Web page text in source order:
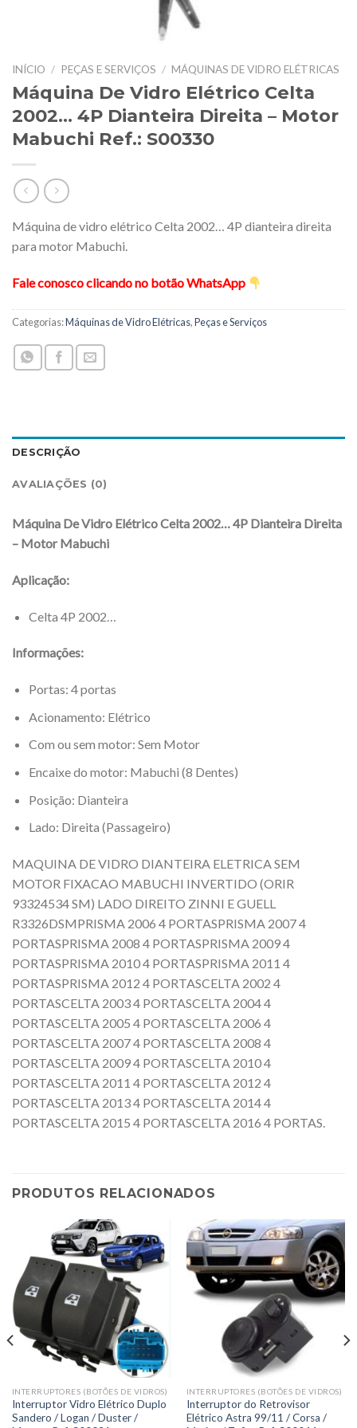
INÍCIO / PEÇAS E SERVIÇOS / MÁQUINAS DE VIDRO ELÉTRICAS
Máquina De Vidro Elétrico Celta
2002… 4P Dianteira Direita – Motor
Mabuchi Ref.: S00330
Máquina de vidro elétrico Celta 2002… 4P dianteira direita
para motor Mabuchi.
Fale conosco clicando no botão WhatsApp
Categorias:Máquinas de Vidro Elétricas,Peças e Serviços
DESCRIÇÃO
AVALIAÇÕES (0)
Máquina De Vidro Elétrico Celta 2002… 4P Dianteira Direita
– Motor Mabuchi
Aplicação:
Celta 4P 2002…
Informações:
Portas: 4 portas
Acionamento: Elétrico
Com ou sem motor: Sem Motor
Encaixe do motor: Mabuchi (8 Dentes)
Posição: Dianteira
Lado: Direita (Passageiro)
MAQUINA DE VIDRO DIANTEIRA ELETRICA SEM
MOTOR FIXACAO MABUCHI INVERTIDO (ORIR
93324534 SM) LADO DIREITO ZINNI E GUELL
R3326DSMPRISMA 2006 4 PORTASPRISMA 2007 4
PORTASPRISMA 2008 4 PORTASPRISMA 2009 4
PORTASPRISMA 2010 4 PORTASPRISMA 2011 4
PORTASPRISMA 2012 4 PORTASCELTA 2002 4
PORTASCELTA 2003 4 PORTASCELTA 2004 4
PORTASCELTA 2005 4 PORTASCELTA 2006 4
PORTASCELTA 2007 4 PORTASCELTA 2008 4
PORTASCELTA 2009 4 PORTASCELTA 2010 4
PORTASCELTA 2011 4 PORTASCELTA 2012 4
PORTASCELTA 2013 4 PORTASCELTA 2014 4
PORTASCELTA 2015 4 PORTASCELTA 2016 4 PORTAS.
PRODUTOS RELACIONADOS
INTERRUPTORES (BOTÕES DE VIDROS)
Interruptor Vidro Elétrico Duplo
Sandero / Logan / Duster /
INTERRUPTORES (BOTÕES DE VIDROS)
Interruptor do Retrovisor
Elétrico Astra 99/11 / Corsa /